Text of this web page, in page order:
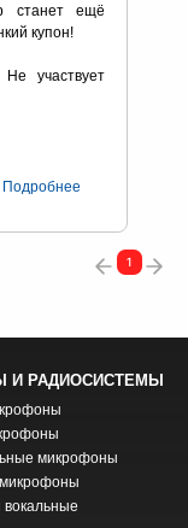
станет ещё
купон!
участвует
Подробнее
1
И РАДИОСИСТЕМЫ
микрофоны